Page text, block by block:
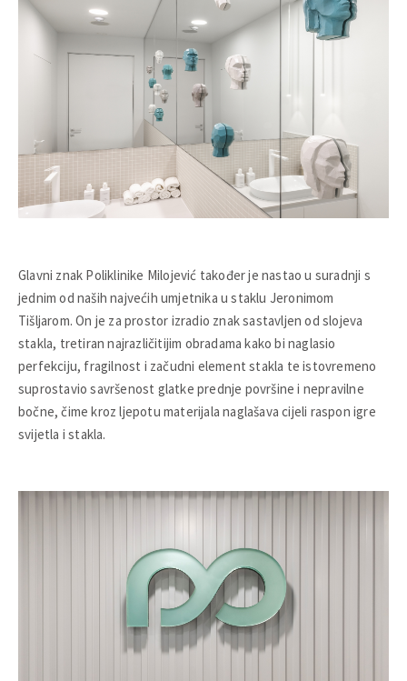
Glavni znak Poliklinike Milojević također je nastao u suradnji s
jednim od naših najvećih umjetnika u staklu Jeronimom
Tišljarom. On je za prostor izradio znak sastavljen od slojeva
stakla, tretiran najrazličitijim obradama kako bi naglasio
perfekciju, fragilnost i začudni element stakla te istovremeno
suprostavio savršenost glatke prednje površine i nepravilne
bočne, čime kroz ljepotu materijala naglašava cijeli raspon igre
svijetla i stakla.